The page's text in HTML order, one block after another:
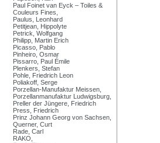
Paul Foinet van Eyck – Toiles &
Couleurs Fines,
Paulus, Leonhard
Petitjean, Hippolyte
Petrick, Wolfgang
Philipp, Martin Erich
Picasso, Pablo
Pinheiro, Osmar
Pissarro, Paul Émile
Plenkers, Stefan
Pohle, Friedrich Leon
Poliakoff, Serge
Porzellan-Manufaktur Meissen,
Porzellanmanufaktur Ludwigsburg,
Preller der Jüngere, Friedrich
Press, Friedrich
Prinz Johann Georg von Sachsen,
Querner, Curt
Rade, Carl
RAKO,